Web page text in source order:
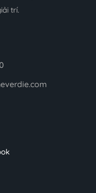
trí.